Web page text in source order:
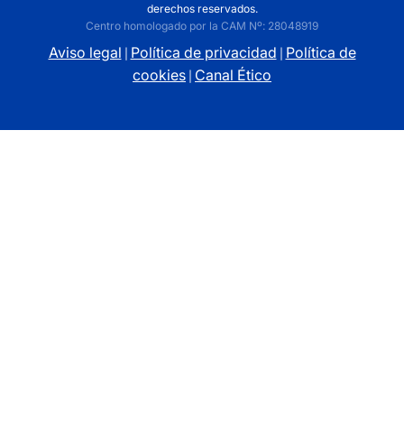
derechos reservados.
Centro homologado por la CAM Nº: 28048919
Aviso legal Política de privacidad Política de
cookies Canal Ético